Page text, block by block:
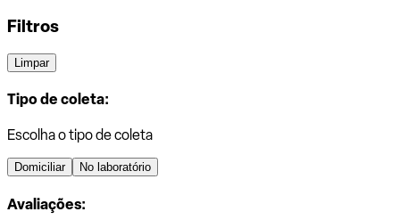
Filtros
Limpar
Tipo de coleta:
Escolha o tipo de coleta
Domiciliar No laboratório
Avaliações: